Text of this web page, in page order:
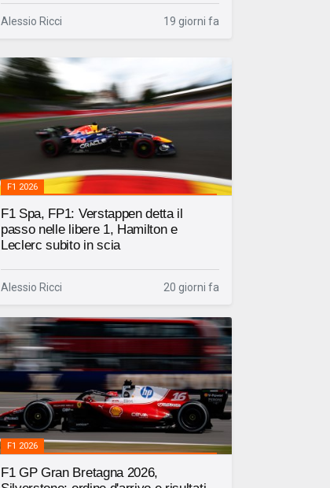
Alessio Ricci 19 giorni fa
F1 2026
F1 Spa, FP1: Verstappen detta il
passo nelle libere 1, Hamilton e
Leclerc subito in scia
Alessio Ricci 20 giorni fa
F1 2026
F1 GP Gran Bretagna 2026,